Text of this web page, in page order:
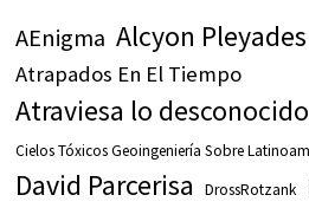
AEnigma Alcyon Pleyades
Atrapados En El Tiempo
Atraviesa lo desconocido
Cielos Tóxicos Geoingeniería Sobre
David Parcerisa DrossRotzank